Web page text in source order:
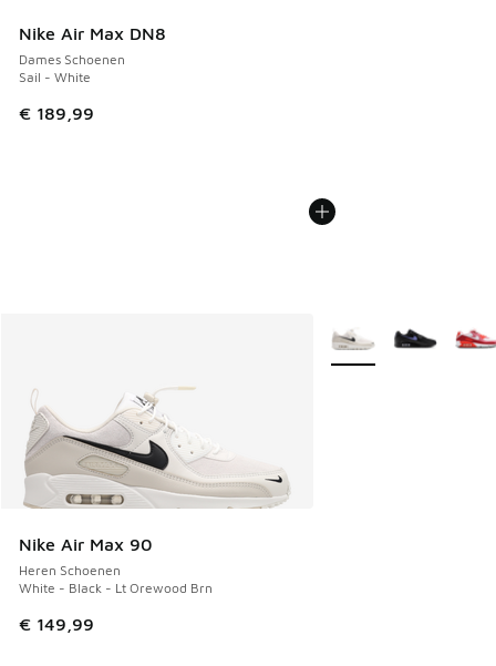
Nike Air Max DN8
Dames Schoenen
Sail - White
€ 189,99
Nike Air Max 90
Heren Schoenen
White - Black - Lt Orewood Brn
€ 149,99
Meer kleuren